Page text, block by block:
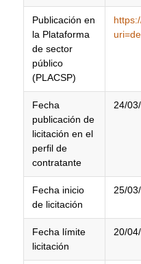
Publicación en
la Plataforma
de sector
público
(PLACSP)
Fecha
publicación de
licitación en el
perfil de
contratante
24/
Fecha inicio
de licitación
25/
Fecha límite
licitación
20/